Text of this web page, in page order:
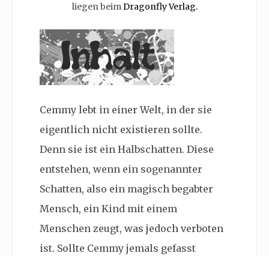
liegen beimDragonfly Verlag.
Cemmy lebt in einer Welt, in der sie
eigentlich nicht existieren sollte.
Denn sie ist ein Halbschatten. Diese
entstehen, wenn ein sogenannter
Schatten, also ein magisch begabter
Mensch, ein Kind mit einem
Menschen zeugt, was jedoch verboten
ist. Sollte Cemmy jemals gefasst